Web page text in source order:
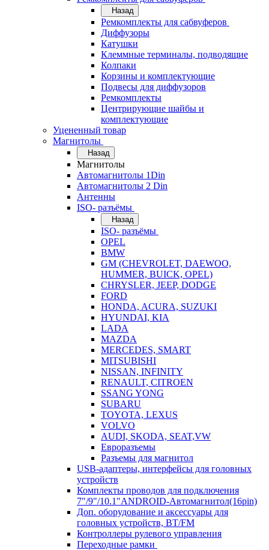
Назад
Ремкомплекты для сабвуферов
Диффузоры
Катушки
Клеммные терминалы, подводящие
Колпаки
Корзины и комплектующие
Подвесы для диффузоров
Ремкомплекты
Центрирующие шайбы и
комплектующие
Уцененный товар
Магнитолы
Назад
Магнитолы
Автомагнитолы 1Din
Автомагнитолы 2 Din
Антенны
ISO- разъёмы
Назад
ISO- разъёмы
OPEL
BMW
GM (CHEVROLET, DAEWOO,
HUMMER, BUICK, OPEL)
CHRYSLER, JEEP, DODGE
FORD
HONDA, ACURA, SUZUKI
HYUNDAI, KIA
LADA
MAZDA
MERCEDES, SMART
MITSUBISHI
NISSAN, INFINITY
RENAULT, CITROEN
SSANG YONG
SUBARU
TOYOTA, LEXUS
VOLVO
AUDI, SKODA, SEAT,VW
Евроразъемы
Разъемы для магнитол
USB-адаптеры, интерфейсы для головных
устройств
Комплекты проводов для подключения
7"/9"/10.1"ANDROID-Автомагнитол(16pin)
Доп. оборудование и аксессуары для
головных устройств, BT/FM
Контроллеры рулевого управления
Переходные рамки